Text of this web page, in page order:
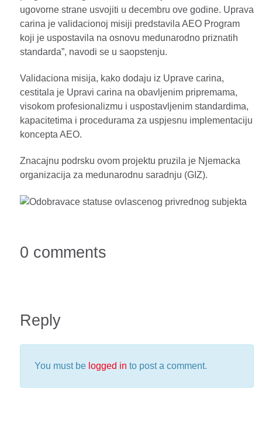
ugovorne strane usvojiti u decembru ove godine. Uprava
carina je validacionoj misiji predstavila AEO Program
koji je uspostavila na osnovu medunarodno priznatih
standarda”, navodi se u saopstenju.
Validaciona misija, kako dodaju iz Uprave carina,
cestitala je Upravi carina na obavljenim pripremama,
visokom profesionalizmu i uspostavljenim standardima,
kapacitetima i procedurama za uspjesnu implementaciju
koncepta AEO.
Znacajnu podrsku ovom projektu pruzila je Njemacka
organizacija za medunarodnu saradnju (GIZ).
0 comments
Reply
You must be logged in to post a comment.